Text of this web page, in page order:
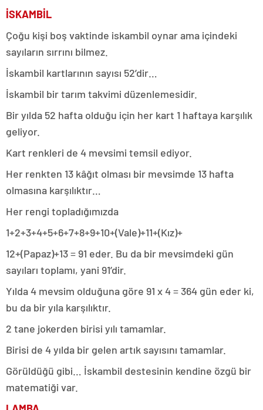
İSKAMBİL
Çoğu kişi boş vaktinde iskambil oynar ama içindeki
sayıların sırrını bilmez.
İskambil kartlarının sayısı 52’dir…
İskambil bir tarım takvimi düzenlemesidir.
Bir yılda 52 hafta olduğu için her kart 1 haftaya karşılık
geliyor.
Kart renkleri de 4 mevsimi temsil ediyor.
Her renkten 13 kâğıt olması bir mevsimde 13 hafta
olmasına karşılıktır…
Her rengi topladığımızda
1+2+3+4+5+6+7+8+9+10+(Vale)+11+(Kız)+
12+(Papaz)+13 = 91 eder. Bu da bir mevsimdeki gün
sayıları toplamı, yani 91’dir.
Yılda 4 mevsim olduğuna göre 91 x 4 = 364 gün eder ki,
bu da bir yıla karşılıktır.
2 tane jokerden birisi yılı tamamlar.
Birisi de 4 yılda bir gelen artık sayısını tamamlar.
Görüldüğü gibi… İskambil destesinin kendine özgü bir
matematiği var.